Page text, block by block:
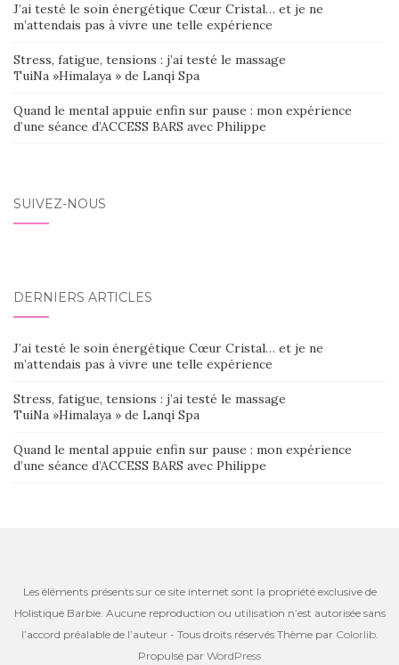
J’ai testé le soin énergétique Cœur Cristal… et je ne
m’attendais pas à vivre une telle expérience
Stress, fatigue, tensions : j’ai testé le massage
TuiNa »Himalaya » de Lanqi Spa
Quand le mental appuie enfin sur pause : mon expérience
d’une séance d’ACCESS BARS avec Philippe
SUIVEZ-NOUS
DERNIERS ARTICLES
J’ai testé le soin énergétique Cœur Cristal… et je ne
m’attendais pas à vivre une telle expérience
Stress, fatigue, tensions : j’ai testé le massage
TuiNa »Himalaya » de Lanqi Spa
Quand le mental appuie enfin sur pause : mon expérience
d’une séance d’ACCESS BARS avec Philippe
Les éléments présents sur ce site internet sont la propriété exclusive de
Holistique Barbie. Aucune reproduction ou utilisation n’est autorisée sans
l’accord préalable de l’auteur - Tous droits réservés Thème par Colorlib.
Propulsé par WordPress